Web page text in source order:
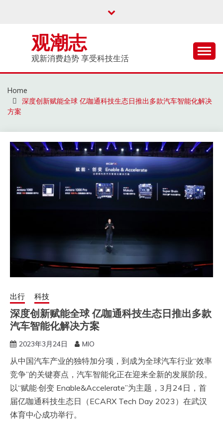
观潮志
观新消费趋势 享受科技生活
Home
深度创新赋能全球 亿咖通科技生态日推出多款汽车智能化解决
方案
出行 科技
深度创新赋能全球 亿咖通科技生态日推出多款
汽车智能化解决方案
2023年3月24日 MIO
​从中国汽车产业的独特加分项，到成为全球汽车行业“效率
竞争”的关键赛点，汽车智能化正在迎来全新的发展阶段。
以“赋能·创变 Enable&Accelerate”为主题，3月24日，首
届亿咖通科技生态日（ECARX Tech Day 2023）在武汉
体育中心成功举行。